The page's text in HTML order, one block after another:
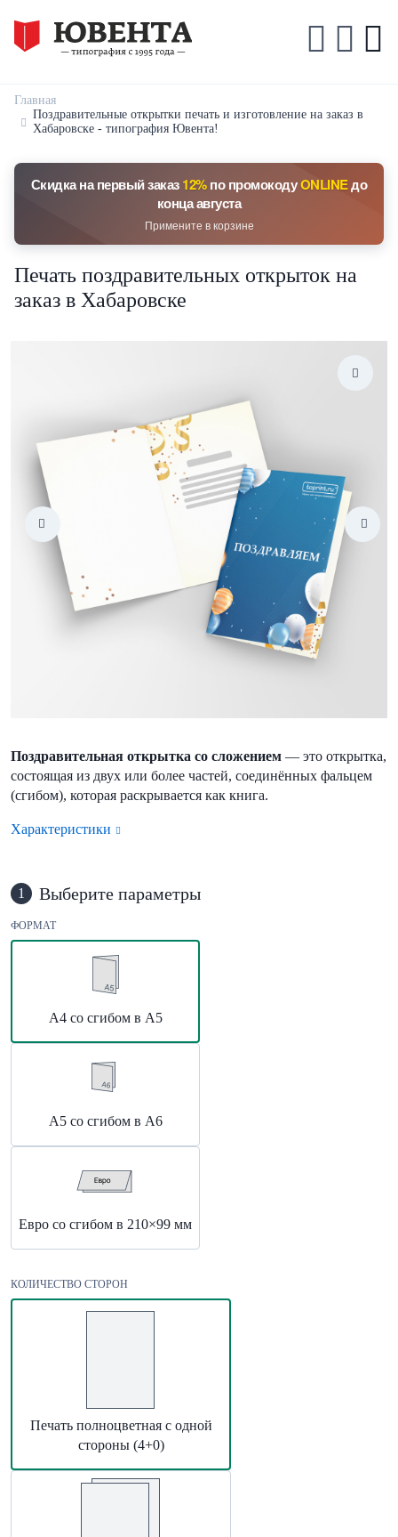
Главная
Поздравительные открытки печать и изготовление на заказ в
Хабаровске - типография Ювента!
Скидка на первый заказ12%по промокодуONLINEдо
конца августа
Примените в корзине
Печать поздравительных открыток на
заказ в Хабаровске
Поздравительная открытка со сложением — это открытка,
состоящая из двух или более частей, соединённых фальцем
(сгибом), которая раскрывается как книга.
Характеристики
1 Выберите параметры
ФОРМАТ
А4 со сгибом в А5
А5 со сгибом в А6
Евро со сгибом в 210×99 мм
КОЛИЧЕСТВО СТОРОН
Печать полноцветная с одной
стороны (4+0)